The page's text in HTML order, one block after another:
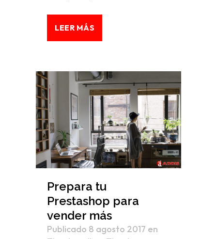
LEER MÁS
Prepara tu
Prestashop para
vender más
Publicado 8 agosto 2017 en